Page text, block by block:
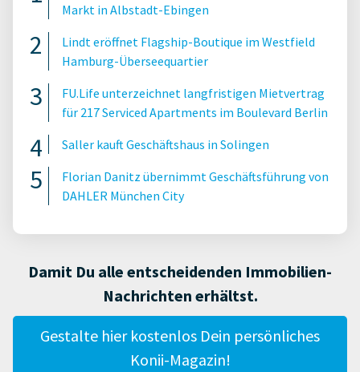
Markt in Albstadt-Ebingen
Lindt eröffnet Flagship-Boutique im Westfield
Hamburg-Überseequartier
FU.Life unterzeichnet langfristigen Mietvertrag
für 217 Serviced Apartments im Boulevard Berlin
Saller kauft Geschäftshaus in Solingen
Florian Danitz übernimmt Geschäftsführung von
DAHLER München City
Damit Du alle entscheidenden Immobilien-
Nachrichten erhältst.
Gestalte hier kostenlos Dein persönliches
Konii-Magazin!